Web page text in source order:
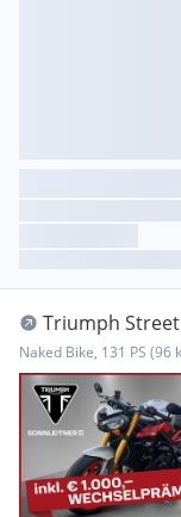
Triumph Street
Naked Bike, 131 PS